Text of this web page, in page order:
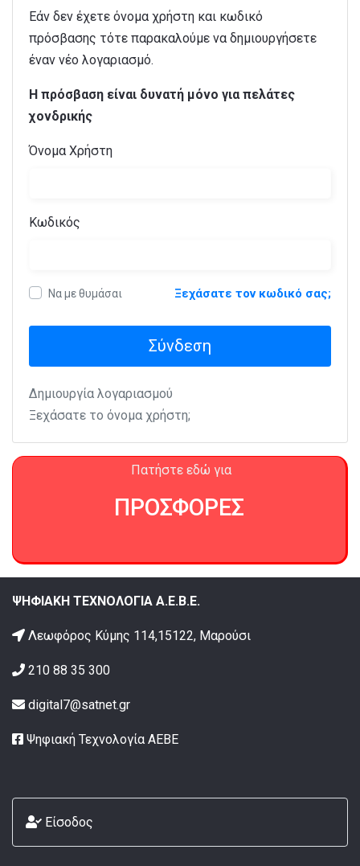
Εάν δεν έχετε όνομα χρήστη και κωδικό
πρόσβασης τότε παρακαλούμε να δημιουργήσετε
έναν νέο λογαριασμό.
Η πρόσβαση είναι δυνατή μόνο για πελάτες
χονδρικής
Όνομα Χρήστη
Κωδικός
Να με θυμάσαι Ξεχάσατε τον κωδικό σας;
Σύνδεση
Δημιουργία λογαριασμού
Ξεχάσατε το όνομα χρήστη;
Πατήστε εδώ για
ΠΡΟΣΦΟΡΕΣ
ΨΗΦΙΑΚΗ ΤΕΧΝΟΛΟΓΙΑ Α.Ε.Β.Ε.
Λεωφόρος Κύμης 114,15122, Μαρούσι
210 88 35 300
digital7@satnet.gr
Ψηφιακή Τεχνολογία ΑΕΒΕ
Είσοδος